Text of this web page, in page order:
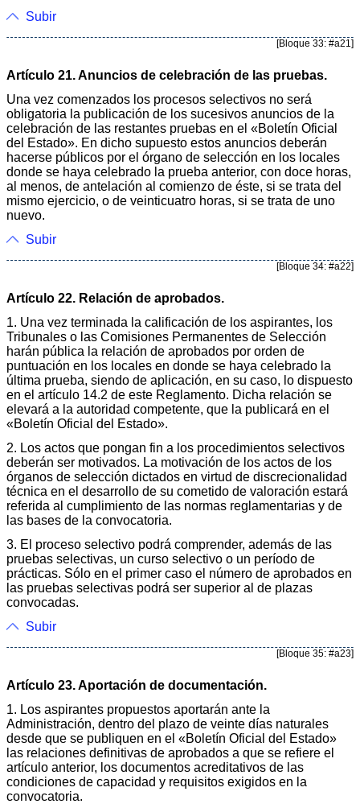
Subir
[Bloque 33: #a21]
Artículo 21. Anuncios de celebración de las pruebas.
Una vez comenzados los procesos selectivos no será
obligatoria la publicación de los sucesivos anuncios de la
celebración de las restantes pruebas en el «Boletín Oficial
del Estado». En dicho supuesto estos anuncios deberán
hacerse públicos por el órgano de selección en los locales
donde se haya celebrado la prueba anterior, con doce horas,
al menos, de antelación al comienzo de éste, si se trata del
mismo ejercicio, o de veinticuatro horas, si se trata de uno
nuevo.
Subir
[Bloque 34: #a22]
Artículo 22. Relación de aprobados.
1. Una vez terminada la calificación de los aspirantes, los
Tribunales o las Comisiones Permanentes de Selección
harán pública la relación de aprobados por orden de
puntuación en los locales en donde se haya celebrado la
última prueba, siendo de aplicación, en su caso, lo dispuesto
en el artículo 14.2 de este Reglamento. Dicha relación se
elevará a la autoridad competente, que la publicará en el
«Boletín Oficial del Estado».
2. Los actos que pongan fin a los procedimientos selectivos
deberán ser motivados. La motivación de los actos de los
órganos de selección dictados en virtud de discrecionalidad
técnica en el desarrollo de su cometido de valoración estará
referida al cumplimiento de las normas reglamentarias y de
las bases de la convocatoria.
3. El proceso selectivo podrá comprender, además de las
pruebas selectivas, un curso selectivo o un período de
prácticas. Sólo en el primer caso el número de aprobados en
las pruebas selectivas podrá ser superior al de plazas
convocadas.
Subir
[Bloque 35: #a23]
Artículo 23. Aportación de documentación.
1. Los aspirantes propuestos aportarán ante la
Administración, dentro del plazo de veinte días naturales
desde que se publiquen en el «Boletín Oficial del Estado»
las relaciones definitivas de aprobados a que se refiere el
artículo anterior, los documentos acreditativos de las
condiciones de capacidad y requisitos exigidos en la
convocatoria.